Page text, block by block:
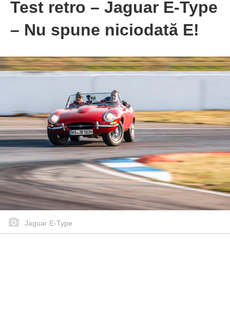
Test retro – Jaguar E-Type
– Nu spune niciodată E!
Jaguar E-Type